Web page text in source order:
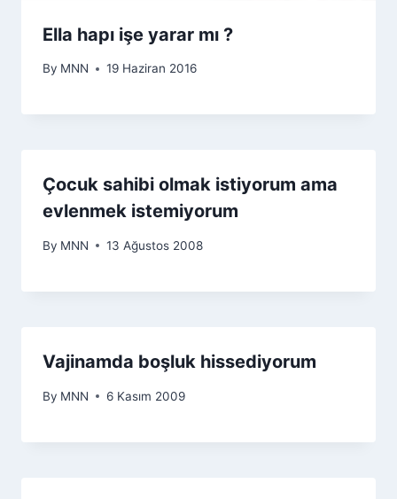
Ella hapı işe yarar mı ?
By MNN 19 Haziran 2016
Çocuk sahibi olmak istiyorum ama
evlenmek istemiyorum
By MNN 13 Ağustos 2008
Vajinamda boşluk hissediyorum
By MNN 6 Kasım 2009